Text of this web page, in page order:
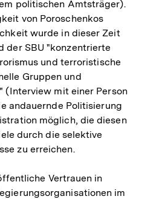
politischen Amtsträger).
von Poroschenkos
wurde in dieser Zeit
der SBU "konzentrierte
und terroristische
Gruppen und
(Interview mit einer Person
andauernde Politisierung
möglich, die diesen
durch die selektive
zu erreichen.
Vertrauen in
im